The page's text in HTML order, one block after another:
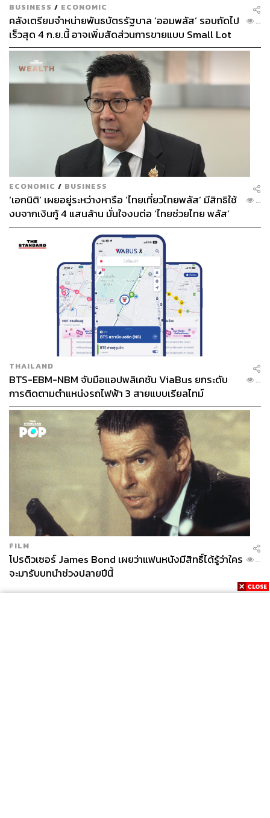
BUSINESS / ECONOMIC
คลังเตรียมจำหน่ายพันธบัตรรัฐบาล ‘ออมพลัส’ รอบถัดไป
เร็วสุด 4 ก.ย.นี้ อาจเพิ่มสัดส่วนการขายแบบ Small Lot
First มากขึ้น
...
ECONOMIC / BUSINESS
‘เอกนิติ’ เผยอยู่ระหว่างหารือ ‘ไทยเที่ยวไทยพลัส’ มีสิทธิใช้
งบจากเงินกู้ 4 แสนล้าน มั่นใจงบต่อ ‘ไทยช่วยไทย พลัส’
เฟส 2 มีเพียงพอ
...
THAILAND
BTS-EBM-NBM จับมือแอปพลิเคชัน ViaBus ยกระดับ
การติดตามตำแหน่งรถไฟฟ้า 3 สายแบบเรียลไทม์
...
FILM
โปรดิวเซอร์ James Bond เผยว่าแฟนหนังมีสิทธิ์ได้รู้ว่าใคร
จะมารับบทนำช่วงปลายปีนี้
...